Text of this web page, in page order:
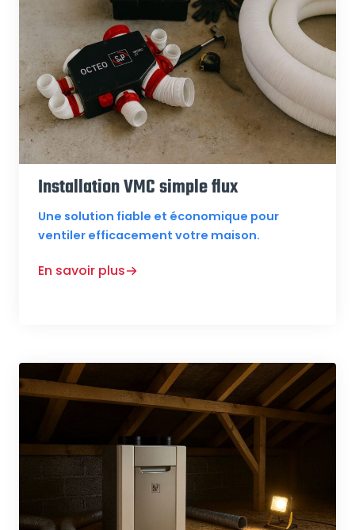
Installation VMC simple flux
Une solution fiable et économique pour
ventiler efficacement votre maison.
En savoir plus